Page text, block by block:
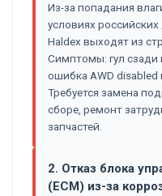
Из-за попадания
условиях
Haldex выходят из
Симптомы: гул сзади
ошибка AWD disabled
Требуется замена
сборе, ремонт
запчастей.
2. Отказ блока
(ECM) из-за